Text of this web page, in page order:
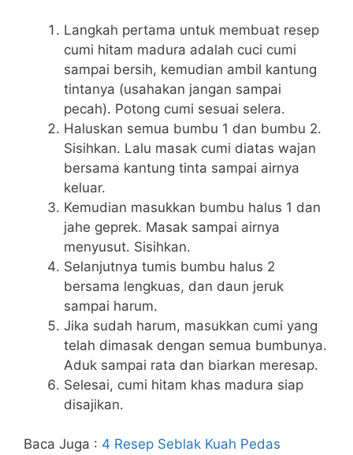
Langkah pertama untuk membuat resep
cumi hitam madura adalah cuci cumi
sampai bersih, kemudian ambil kantung
tintanya (usahakan jangan sampai
pecah). Potong cumi sesuai selera.
Haluskan semua bumbu 1 dan bumbu 2.
Sisihkan. Lalu masak cumi diatas wajan
bersama kantung tinta sampai airnya
keluar.
Kemudian masukkan bumbu halus 1 dan
jahe geprek. Masak sampai airnya
menyusut. Sisihkan.
Selanjutnya tumis bumbu halus 2
bersama lengkuas, dan daun jeruk
sampai harum.
Jika sudah harum, masukkan cumi yang
telah dimasak dengan semua bumbunya.
Aduk sampai rata dan biarkan meresap.
Selesai, cumi hitam khas madura siap
disajikan.
Baca Juga : 4 Resep Seblak Kuah Pedas